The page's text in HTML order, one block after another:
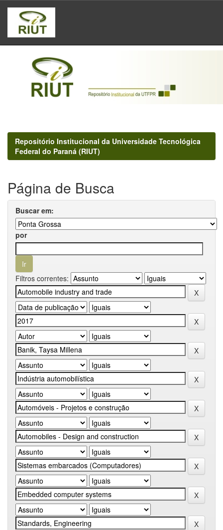
Skip
navigation
Repositório Institucional da Universidade Tecnológica
Federal do Paraná (RIUT)
Página de Busca
Buscar em:
por
Filtros correntes: